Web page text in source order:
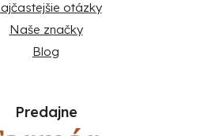
otázky
Naše značky
Blog
Predajne